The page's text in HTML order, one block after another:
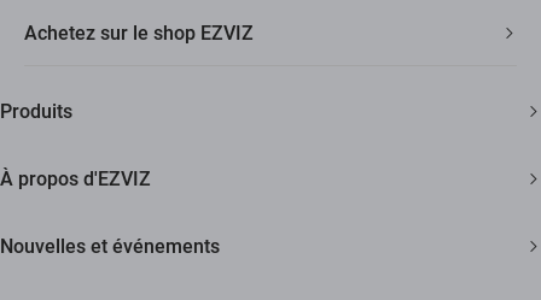
Achetez sur le shop EZVIZ
Garantie de Remboursement de 30 Jours
Produits
À propos d'EZVIZ
Nouvelles et événements